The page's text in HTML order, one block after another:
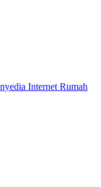
Internet Rumah